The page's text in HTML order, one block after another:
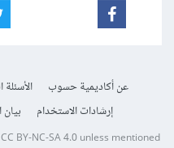
عن أكاديمية حسوب الأسئلة
إرشادات الاستخدام
CC BY-NC-SA 4.0unless mentioned